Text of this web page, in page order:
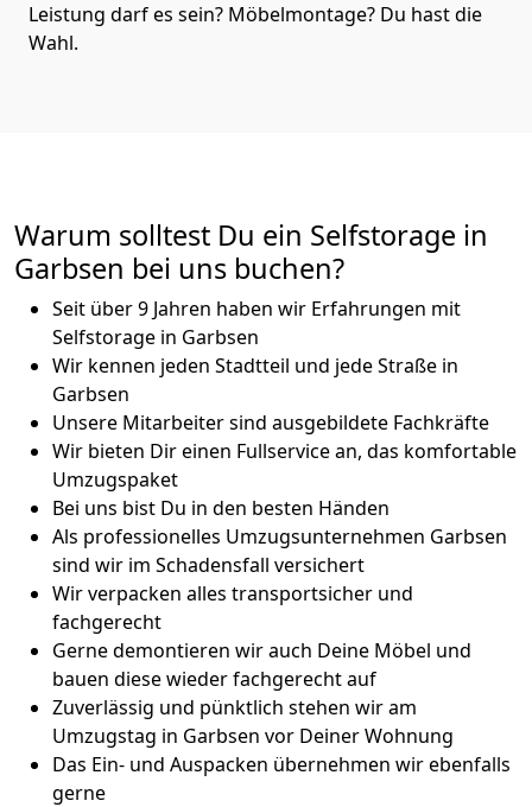
Leistung darf es sein? Möbelmontage? Du hast die
Wahl.
Warum solltest Du ein Selfstorage in
Garbsen bei uns buchen?
Seit über 9 Jahren haben wir Erfahrungen mit
Selfstorage in Garbsen
Wir kennen jeden Stadtteil und jede Straße in
Garbsen
Unsere Mitarbeiter sind ausgebildete Fachkräfte
Wir bieten Dir einen Fullservice an, das komfortable
Umzugspaket
Bei uns bist Du in den besten Händen
Als professionelles Umzugsunternehmen Garbsen
sind wir im Schadensfall versichert
Wir verpacken alles transportsicher und
fachgerecht
Gerne demontieren wir auch Deine Möbel und
bauen diese wieder fachgerecht auf
Zuverlässig und pünktlich stehen wir am
Umzugstag in Garbsen vor Deiner Wohnung
Das Ein- und Auspacken übernehmen wir ebenfalls
gerne